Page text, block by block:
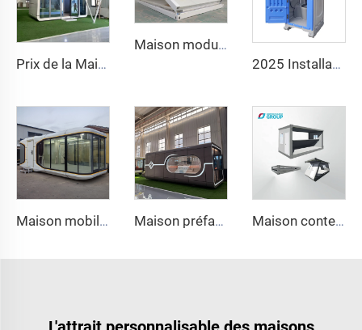
Prix de la Maison Modulaire Capsule Chinoise Conteneur Préfabriqué Cabine Apple à Vendre 20ft
Maison modulaire pliable et portable 20ft 40ft en kit
2025 Installation Facile WC Public Portable Toilette Luxe Salle de Bain Portable et Cabine de Douche Toilette Outdoor
Maison mobile de luxe, conteneur pliable, nouvelle conception en capsule spatiale, acier et panneaux sandwich, pour bureau ou habitation Maison préfabriquée en structure d'acier à pièce intégrée portable, maison d'hôtes inspirée de capsule spatiale pour zones touristiques et campings Maison conteneur pliante Z Type, à plat, haute qualité, vente directe usine, installation rapide, bureau préfabriqué, maison pliante